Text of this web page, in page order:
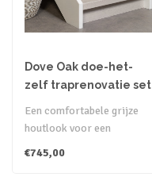
Dove Oak doe-het-
zelf traprenovatie set
Een comfortabele grijze
houtlook voor een
Dove Oak is het..
€745,00